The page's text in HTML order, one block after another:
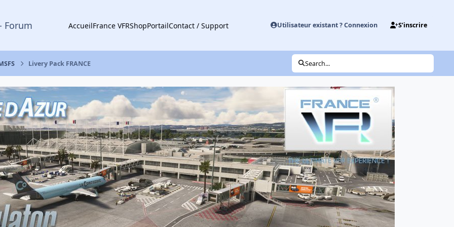
Forum AccueilFrance VFRShopPortailContact / Support Utilisateur existant ? Connexion S’inscrire
Livery Pack FRANCE Search...